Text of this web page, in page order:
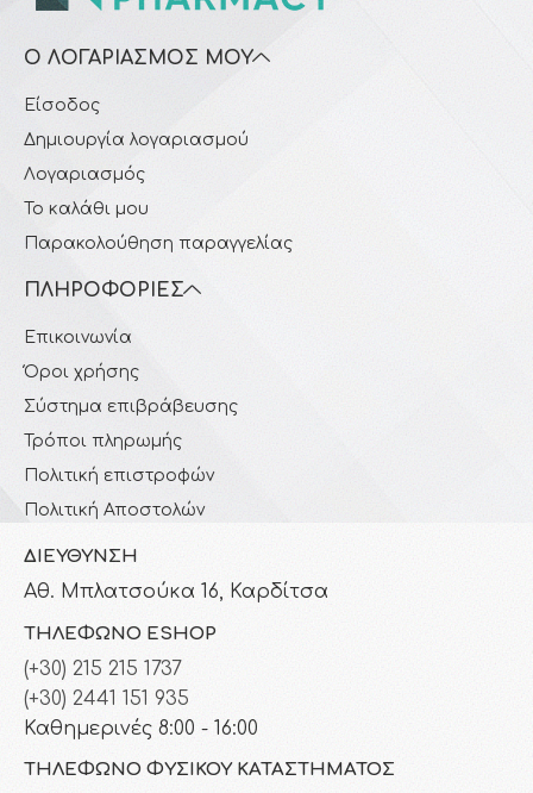
Ο ΛΟΓΑΡΙΑΣΜΌΣ ΜΟΥ
Είσοδος
Δημιουργία λογαριασμού
Λογαριασμός
Το καλάθι μου
Παρακολούθηση παραγγελίας
ΠΛΗΡΟΦΟΡΊΕΣ
Επικοινωνία
Όροι χρήσης
Σύστημα επιβράβευσης
Τρόποι πληρωμής
Πολιτική επιστροφών
Πολιτική Αποστολών
ΔΙΕΎΘΥΝΣΗ
Αθ. Μπλατσούκα 16, Καρδίτσα
ΤΗΛΈΦΩΝΟ ESHOP
(+30) 215 215 1737
(+30) 2441 151 935
Καθημερινές 8:00 - 16:00
ΤΗΛΈΦΩΝΟ ΦΥΣΙΚΟΎ ΚΑΤΑΣΤΉΜΑΤΟΣ